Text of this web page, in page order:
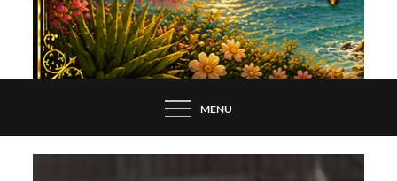
MENU